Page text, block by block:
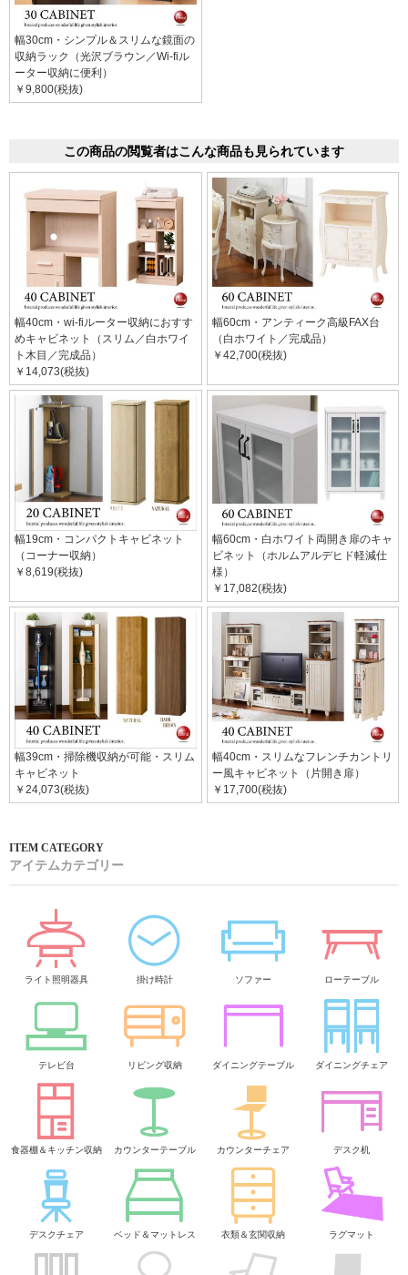
幅30cm・シンプル＆スリムな鏡面の
収納ラック（光沢ブラウン／Wi-fiル
ーター収納に便利）
￥9,800(税抜)
この商品の閲覧者はこんな商品も見られています
幅40cm・wi-fiルーター収納におすす
めキャビネット（スリム／白ホワイ
ト木目／完成品）
￥14,073(税抜)
幅60cm・アンティーク高級FAX台
（白ホワイト／完成品）
￥42,700(税抜)
幅19cm・コンパクトキャビネット
（コーナー収納）
￥8,619(税抜)
幅60cm・白ホワイト両開き扉のキャ
ビネット（ホルムアルデヒド軽減仕
様）
￥17,082(税抜)
幅39cm・掃除機収納が可能・スリム
キャビネット
￥24,073(税抜)
幅40cm・スリムなフレンチカントリ
ー風キャビネット（片開き扉）
￥17,700(税抜)
アイテムカテゴリー
ライト照明器具 掛け時計 ソファー ローテーブル
テレビ台 リビング収納 ダイニングテーブル ダイニングチェア
食器棚＆キッチン収納 カウンターテーブル カウンターチェア デスク机
デスクチェア ベッド＆マットレス 衣類＆玄関収納 ラグマット